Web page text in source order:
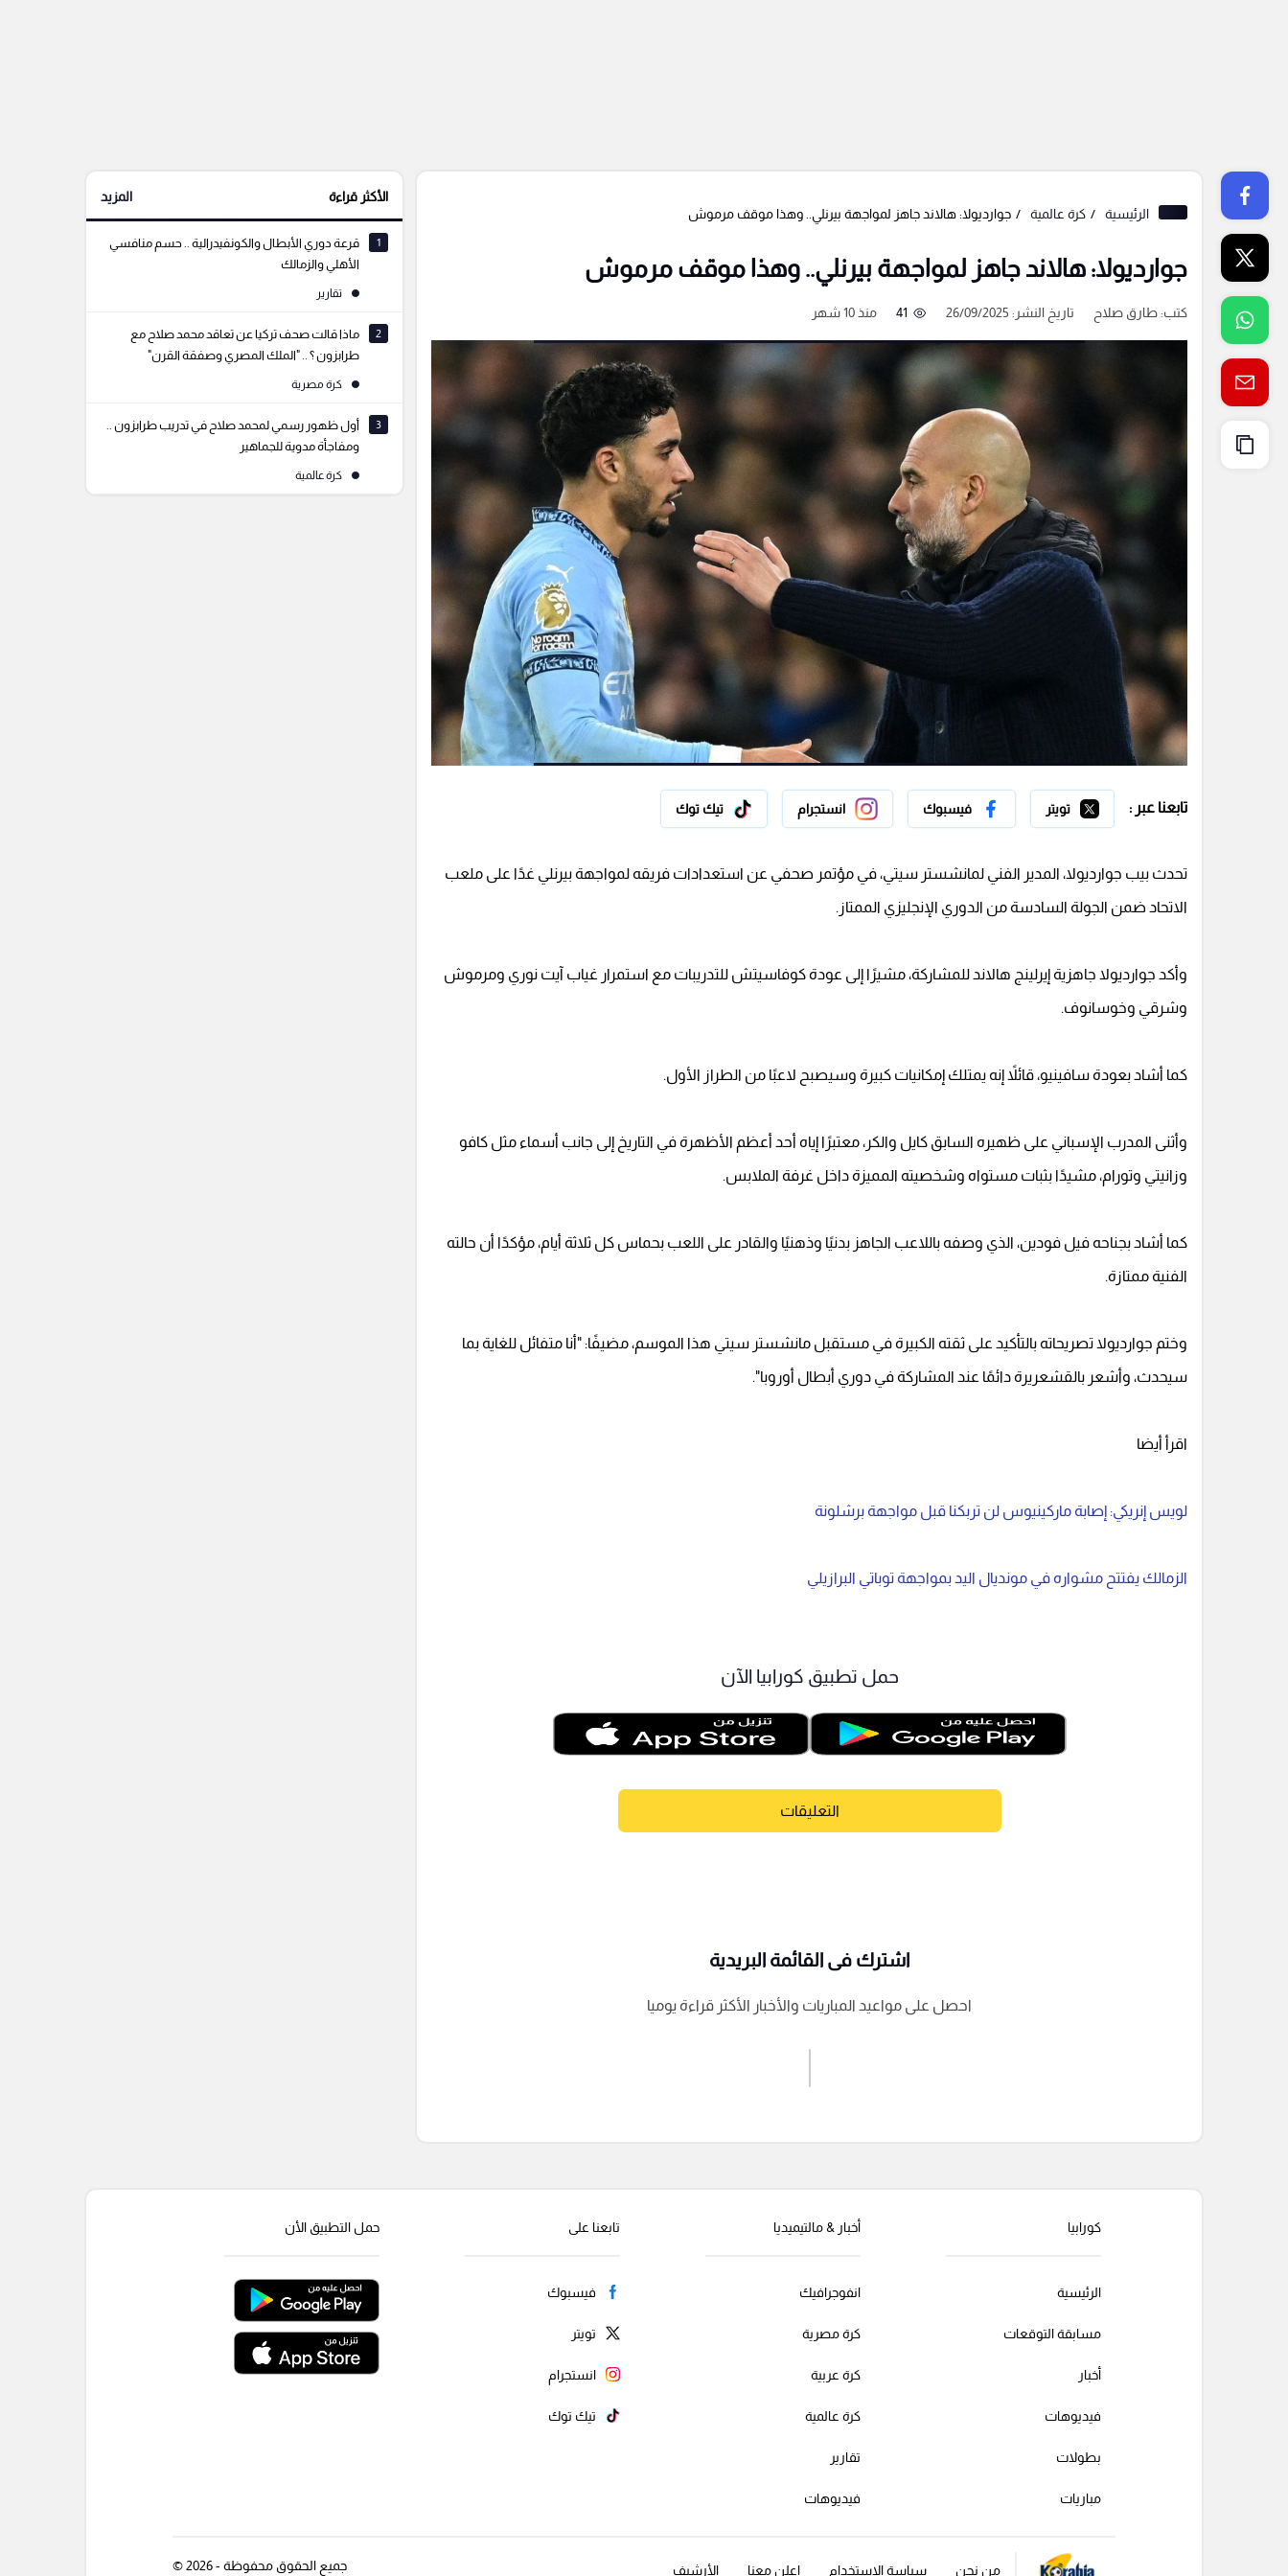
الرئيسية كرة عالمية جوارديولا: هالاند جاهز لمواجهة بيرنلي.. وهذا موقف مرموش
جوارديولا: هالاند جاهز لمواجهة بيرنلي.. وهذا موقف مرموش
كتب:طارق صلاح تاريخ النشر: 26/09/2025 41 منذ 10 شهر
تابعنا عبر : تويتر فيسبوك انستجرام تيك توك
تحدث بيب جوارديولا، المدير الفني لمانشستر سيتي، في مؤتمر صحفي عن استعدادات فريقه لمواجهة بيرنلي غدًا على ملعب
الاتحاد ضمن الجولة السادسة من الدوري الإنجليزي الممتاز.
وأكد جوارديولا جاهزية إيرلينج هالاند للمشاركة، مشيرًا إلى عودة كوفاسيتش للتدريبات مع استمرار غياب آيت نوري ومرموش
وشرقي وخوسانوف.
كما أشاد بعودة سافينيو، قائلاً إنه يمتلك إمكانيات كبيرة وسيصبح لاعبًا من الطراز الأول.
وأثنى المدرب الإسباني على ظهيره السابق كايل والكر، معتبرًا إياه أحد أعظم الأظهرة في التاريخ إلى جانب أسماء مثل كافو
وزانيتي وتورام، مشيدًا بثبات مستواه وشخصيته المميزة داخل غرفة الملابس.
كما أشاد بجناحه فيل فودين، الذي وصفه باللاعب الجاهز بدنيًا وذهنيًا والقادر على اللعب بحماس كل ثلاثة أيام، مؤكدًا أن حالته
الفنية ممتازة.
وختم جوارديولا تصريحاته بالتأكيد على ثقته الكبيرة في مستقبل مانشستر سيتي هذا الموسم، مضيفًا: "أنا متفائل للغاية بما
سيحدث، وأشعر بالقشعريرة دائمًا عند المشاركة في دوري أبطال أوروبا".
اقرأ أيضا
لويس إنريكي: إصابة ماركينيوس لن تربكنا قبل مواجهة برشلونة
الزمالك يفتتح مشواره في مونديال اليد بمواجهة توباتي البرازيلي
حمل تطبيق كورابيا الآن
التعليقات
إرسال تعليق
اشترك فى القائمة البريدية
احصل على مواعيد المباريات والأخبار الأكثر قراءة يوميا
الأكثر قراءة المزيد
1
قرعة دوري الأبطال والكونفيدرالية .. حسم منافسي
الأهلي والزمالك
تقارير
2
ماذا قالت صحف تركيا عن تعاقد محمد صلاح مع
طرابزون ؟ .. "الملك المصري وصفقة القرن"
كرة مصرية
3
أول ظهور رسمي لمحمد صلاح في تدريب طرابزون ..
ومفاجأة مدوية للجماهير
كرة عالمية
كورابيا
الرئيسية
مسابقة التوقعات
أخبار
فيديوهات
بطولات
مباريات
أخبار & مالتيميديا
انفوجرافيك
كرة مصرية
كرة عربية
كرة عالمية
تقارير
فيديوهات
تابعنا على
فيسبوك
تويتر
انستجرام
تيك توك
حمل التطبيق الأن
من نحن سياسة الإستخدام اعلن معنا الأرشيف جميع الحقوق محفوظة - 2026 ©